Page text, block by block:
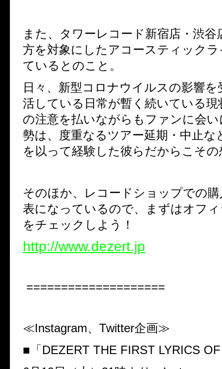
また、タワーレコード新宿店・渋谷
方を対象にしたアコースティック
ているとのこと。
日々、新型コロナウイルスの影響
活している日常が暫く続いている現
の注意を払いながらもファンに会
勢は、度重なるツアー延期・中止な
を以って経験した彼らだからこそ
そのほか、レコードショップでの
表になっているので、まずはオフ
をチェックしよう！
http://www.dezert.jp
====================
≪Instagram、 Twitter企画≫
■「 DEZERT THE FIRST LYRICS